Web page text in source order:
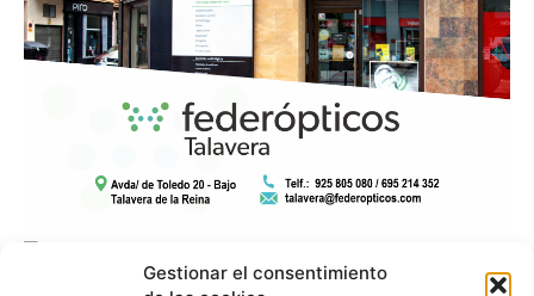
Gestionar el consentimiento